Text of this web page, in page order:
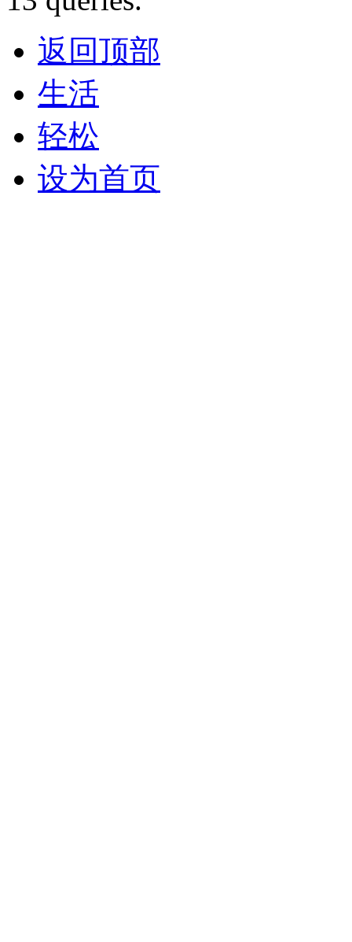
返回顶部
生活
轻松
设为首页